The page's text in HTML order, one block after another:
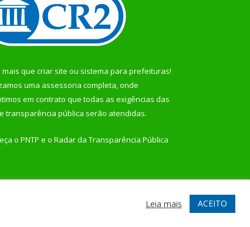
mais que criar site ou sistema para prefeituras!
uma assessoria completa, onde
em contrato que todas as exigências das
transparência pública serão atendidas.
o PNTP e o Radar da Transparência Pública
Acessar Webmail
Leia mais ACEITO